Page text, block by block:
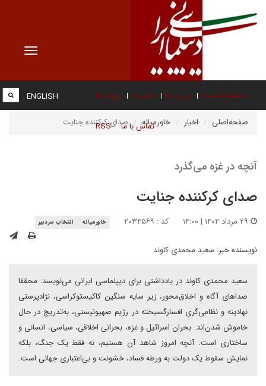
Toggle
صفحه نخست درباره ما عضویت پیوند ها
تماس با ما RSS
ENGLISH
صفحه‌اصلی اخبار خاورمیانه صدای کرکننده جنایت
آنچه در غزه می‌گذرد
صدای کرکننده جنایت
کد : ۲۰۳۴۵۶۹ خاورمیانه انتخاب سردبیر
نویسنده خبر: سعید محمدی کاوند
سعید محمدی کاوند در یادداشتی برای دیپلماسی ایرانی می‌نویسد: محققا
صداهای آگاه و اخلاق‌محور، زیر سایه سنگین کاکیستوکراسی، نژادپرستی
نهادینه و نظامی‌گری افسارگسیخته در رژیم صهیونیستی، به‌تدریج در حال
خاموش شدن‌اند. بحران اسرائیل و غزه، بحرانی اخلاقی، سیاسی، انسانی و
ساختاری است. آنچه امروز شاهد آن هستیم، نه فقط یک جنگ، بلکه
نمایش سقوط یک دولت به ورطه فساد، خشونت و بی‌اعتباری جهانی است.